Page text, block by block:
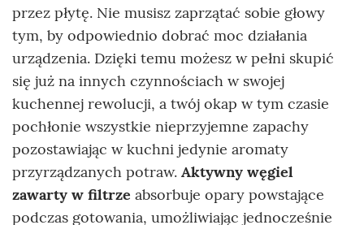
przez płytę. Nie musisz zaprzątać sobie głowy
tym, by odpowiednio dobrać moc działania
urządzenia. Dzięki temu możesz w pełni skupić
się już na innych czynnościach w swojej
kuchennej rewolucji, a twój okap w tym czasie
pochłonie wszystkie nieprzyjemne zapachy
pozostawiając w kuchni jedynie aromaty
przyrządzanych potraw. Aktywny węgiel
zawarty w filtrze absorbuje opary powstające
podczas gotowania, umożliwiając jednocześnie